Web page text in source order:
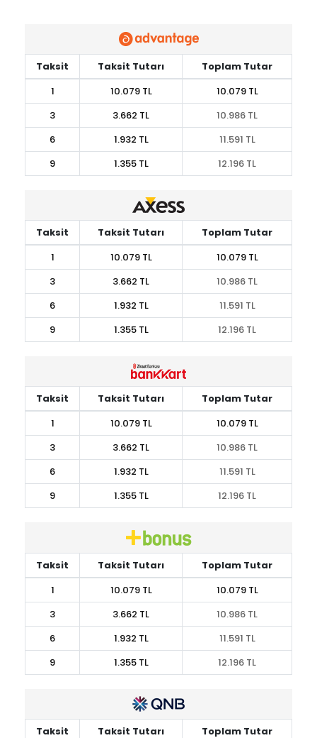
Taksit Taksit Tutarı
Toplam Tutar
1
10.079 TL
10.079 TL
3
3.662 TL
10.986 TL
6
1.932 TL
11.591 TL
9
1.355 TL 12.196 TL
Taksit Taksit Tutarı
Toplam Tutar
1
10.079 TL
10.079 TL
3
3.662 TL
10.986 TL
6
1.932 TL
11.591 TL
9
1.355 TL 12.196 TL
Taksit Taksit Tutarı
Toplam Tutar
1
10.079 TL
10.079 TL
3
3.662 TL
10.986 TL
6
1.932 TL
11.591 TL
9
1.355 TL 12.196 TL
Taksit Taksit Tutarı
Toplam Tutar
1
10.079 TL
10.079 TL
3
3.662 TL
10.986 TL
6
1.932 TL
11.591 TL
9
1.355 TL 12.196 TL
Taksit Taksit Tutarı Toplam Tutar